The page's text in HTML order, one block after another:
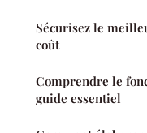
Sécurisez le
coût
Comprendre le
guide essentiel